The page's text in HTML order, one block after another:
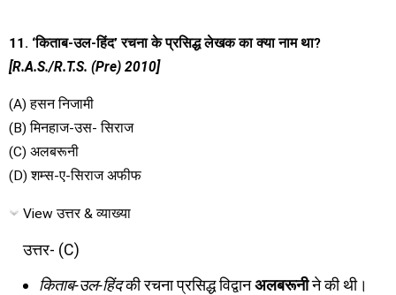
11. ‘किताब-उल-हिंद’ रचना के प्रसिद्ध लेखक का क्या नाम था?
[R.A.S./R.T.S. (Pre) 2010]
(A) हसन निजामी
(B) मिनहाज-उस- सिराज
(C) अलबरूनी
(D) शम्स-ए-सिराज अफीफ
View उत्तर & व्याख्या
उत्तर- (C)
किताब-उल-हिंदकी रचना प्रसिद्ध विद्वानअलबरूनीने की थी।